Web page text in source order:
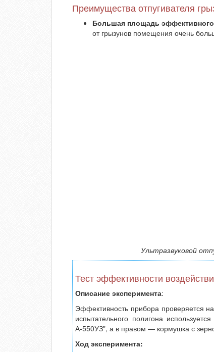
Преимущества отпугивателя
Большая площадь
от грызунов помещения очень
Ультразвуковой
Тест эффективности
Описание эксперимента:
Эффективность прибора проверяется
испытательного полигона
А-550УЗ", а в правом — кормушка с
Ход эксперимента: